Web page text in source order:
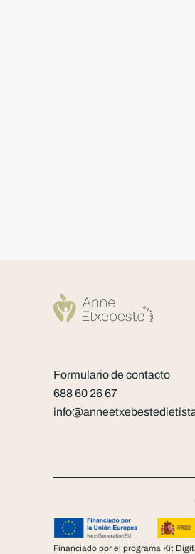
Formulario de contacto
688 60 26 67
Financiado por el programa Kit